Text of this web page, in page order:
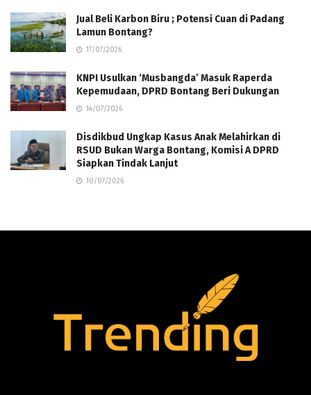
Jual Beli Karbon Biru ; Potensi Cuan di Padang
Lamun Bontang?
17/07/2026
KNPI Usulkan ‘Musbangda’ Masuk Raperda
Kepemudaan, DPRD Bontang Beri Dukungan
14/07/2026
Disdikbud Ungkap Kasus Anak Melahirkan di
RSUD Bukan Warga Bontang, Komisi A DPRD
Siapkan Tindak Lanjut
10/07/2026